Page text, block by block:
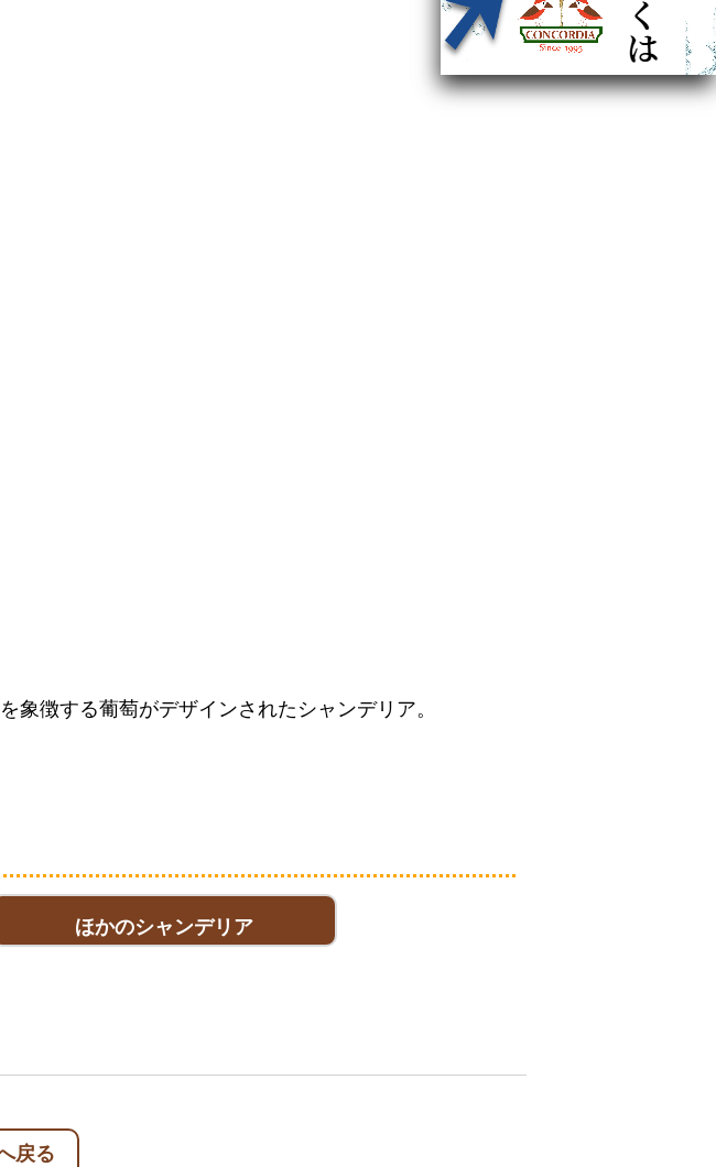
象徴する葡萄がデザインされたシャンデリア。
ほかのシャンデリア
戻る